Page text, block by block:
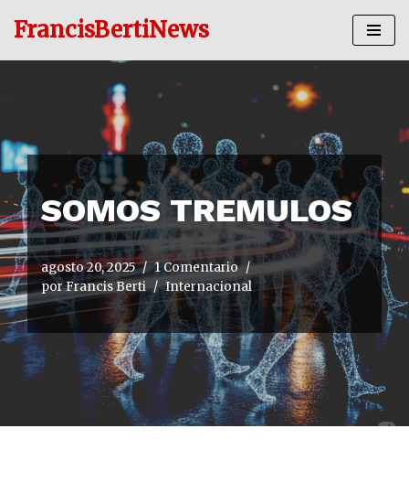
FrancisBertiNews
SOMOS TREMULOS
agosto 20, 2025
1 Comentario
porFrancis Berti Internacional